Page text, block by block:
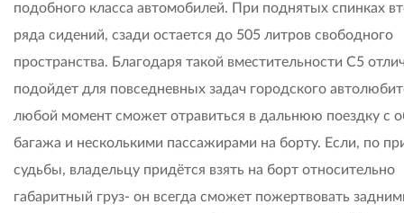
подобного класса автомобилей. При поднятых спинках
ряда сидений, сзади остается до 505 литров свободного
пространства. Благодаря такой вместительности C5
подойдет для повседневных задач городского
любой момент сможет отравиться в дальнюю поездку с
багажа и несколькими пассажирами на борту. Если, по
судьбы, владельцу придётся взять на борт относительно
габаритный груз- он всегда сможет пожертвовать